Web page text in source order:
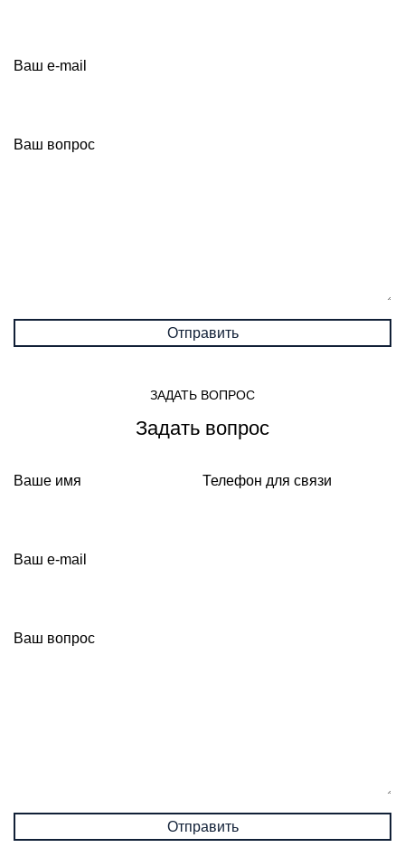
Ваш e-mail
Ваш вопрос
ЗАДАТЬ ВОПРОС
Задать вопрос
Ваше имя Телефон для связи
Ваш e-mail
Ваш вопрос